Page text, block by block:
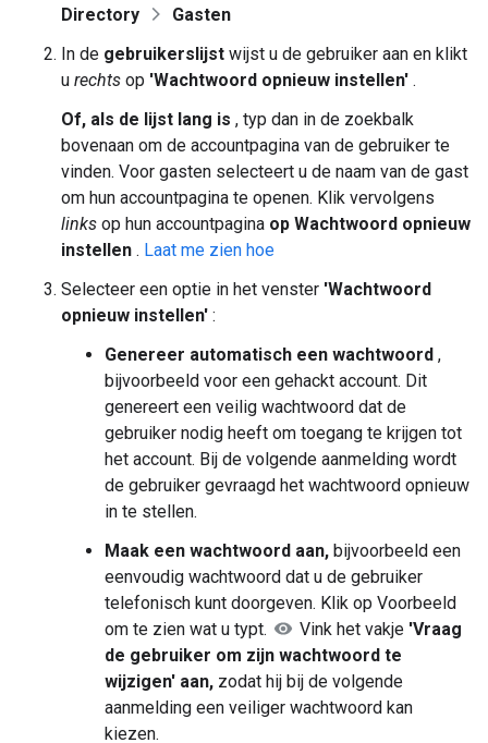
Directory
Gasten
In de gebruikerslijst wijst u de gebruiker aan en klikt
u rechts op 'Wachtwoord opnieuw instellen' .
Of, als de lijst lang is , typ dan in de zoekbalk
bovenaan om de accountpagina van de gebruiker te
vinden. Voor gasten selecteert u de naam van de gast
om hun accountpagina te openen. Klik vervolgens
links op hun accountpagina op Wachtwoord opnieuw
instellen . Laat me zien hoe
Selecteer een optie in het venster 'Wachtwoord
opnieuw instellen' :
Genereer automatisch een wachtwoord ,
bijvoorbeeld voor een gehackt account. Dit
genereert een veilig wachtwoord dat de
gebruiker nodig heeft om toegang te krijgen tot
het account. Bij de volgende aanmelding wordt
de gebruiker gevraagd het wachtwoord opnieuw
in te stellen.
Maak een wachtwoord aan, bijvoorbeeld een
eenvoudig wachtwoord dat u de gebruiker
telefonisch kunt doorgeven. Klik op Voorbeeld
om te zien wat u typt.
Vink het vakje 'Vraag
de gebruiker om zijn wachtwoord te
wijzigen' aan, zodat hij bij de volgende
aanmelding een veiliger wachtwoord kan
kiezen.